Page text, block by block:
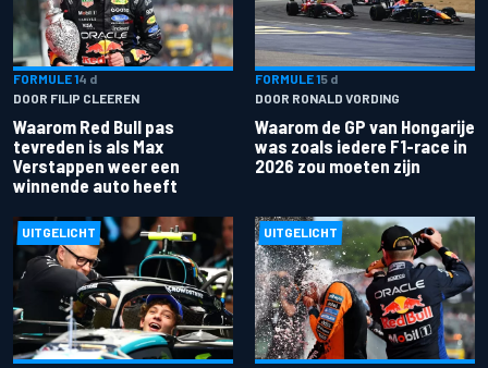
FORMULE 14 d
DOOR FILIP CLEEREN
Waarom Red Bull pas
tevreden is als Max
Verstappen weer een
winnende auto heeft
FORMULE 15 d
DOOR RONALD VORDING
Waarom de GP van Hongarije
was zoals iedere F1-race in
2026 zou moeten zijn
UITGELICHT UITGELICHT